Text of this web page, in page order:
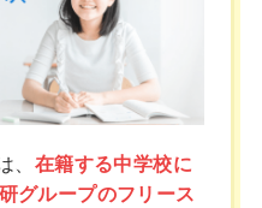
在籍する中学校に
グループのフリース